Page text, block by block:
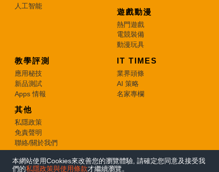
本網站使用Cookies來改善您的瀏覽體驗, 請確定您同意及接受我
們的私隱政策與使用條款才繼續瀏覽。
人工智能
遊戲動漫
熱門遊戲
電競裝備
動漫玩具
教學評測
應用秘技
新品測試
Apps 情報
IT TIMES
業界頭條
AI 策略
名家專欄
其他
私隱政策
免責聲明
聯絡/關於我們
© 2026 e-zone. All Rights Reserved.